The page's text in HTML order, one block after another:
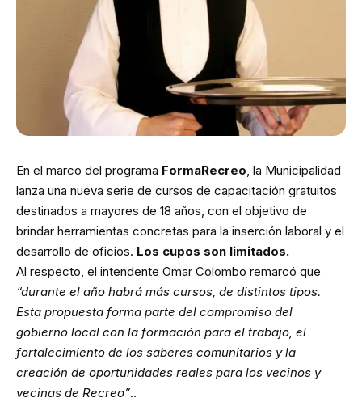
En el marco del programa FormaRecreo, la Municipalidad
lanza una nueva serie de cursos de capacitación gratuitos
destinados a mayores de 18 años, con el objetivo de
brindar herramientas concretas para la inserción laboral y el
desarrollo de oficios. Los cupos son limitados.
Al respecto, el intendente Omar Colombo remarcó que
“durante el año habrá más cursos, de distintos tipos.
Esta propuesta forma parte del compromiso del
gobierno local con la formación para el trabajo, el
fortalecimiento de los saberes comunitarios y la
creación de oportunidades reales para los vecinos y
vecinas de Recreo”..